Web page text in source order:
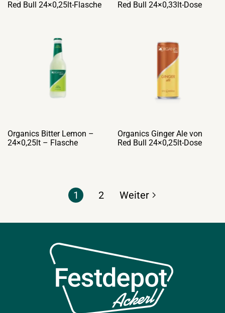
Red Bull 24×0,25lt-Flasche
Red Bull 24×0,33lt-Dose
Organics Bitter Lemon –
24×0,25lt – Flasche
Organics Ginger Ale von
Red Bull 24×0,25lt-Dose
1 2